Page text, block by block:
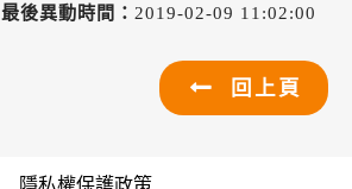
最後異動時間： 2019-02-09 11:02:00
回上頁
隱私權保護政策